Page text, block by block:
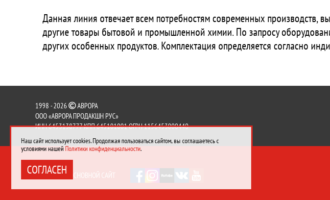
Данная линия отвечает всем потребностям современных производств,
другие товары бытовой и промышленной химии. По запросу
других особенных продуктов. Комплектация определяется согласно
1998 - 2026
АВРОРА
ООО «АВРОРА ПРОДАКШН РУС»
ИНН 6453138777 КПП 645101001 ОГРН 1156453000440
ПЕРЕЙТИ НА ОСНОВНОЙ САЙТ
Наш сайт использует cookies. Продолжая пользоваться сайтом, вы соглашаетесь с
условиями нашейПолитики конфиденциальности.
СОГЛАСЕН